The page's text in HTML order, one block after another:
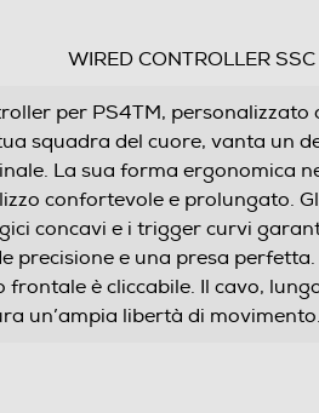
WIRED CONTROLLER
per PS4TM, personalizzato
squadra del cuore, vanta un
La sua forma ergonomica
confortevole e prolungato.
concavi e i trigger curvi
precisione e una presa
frontale è cliccabile. Il cavo,
un’ampia libertà di movimento.